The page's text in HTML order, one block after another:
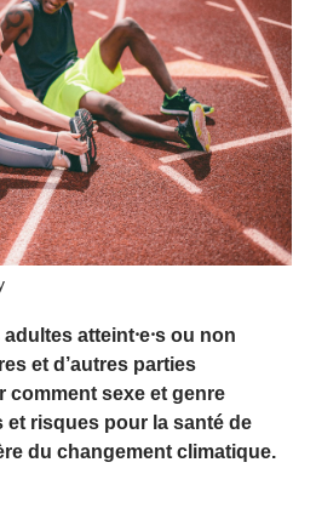
atteint⸱e⸱s ou non
et d’autres parties
comment sexe et genre
et risques pour la santé de
du changement climatique.